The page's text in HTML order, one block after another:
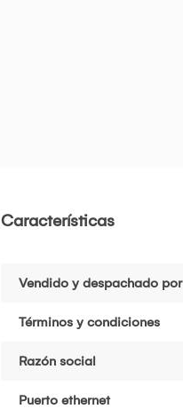
Características
Vendido y despachado por
Términos y condiciones
Razón social
Puerto ethernet